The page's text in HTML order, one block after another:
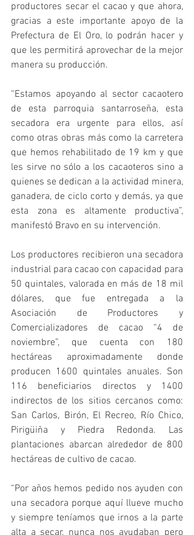
productores secar el cacao y que ahora,
gracias a este importante apoyo de la
Prefectura de El Oro, lo podrán hacer y
que les permitirá aprovechar de la mejor
manera su producción.
“Estamos apoyando al sector cacaotero
de esta parroquia santarroseña, esta
secadora era urgente para ellos, así
como otras obras más como la carretera
que hemos rehabilitado de 19 km y que
les sirve no sólo a los cacaoteros sino a
quienes se dedican a la actividad minera,
ganadera, de ciclo corto y demás, ya que
esta zona es altamente productiva”,
manifestó Bravo en su intervención.
Los productores recibieron una secadora
industrial para cacao con capacidad para
50 quintales, valorada en más de 18 mil
dólares, que fue entregada a la
Asociación de Productores y
Comercializadores de cacao “4 de
noviembre”, que cuenta con 180
hectáreas aproximadamente donde
producen 1600 quintales anuales. Son
116 beneficiarios directos y 1400
indirectos de los sitios cercanos como:
San Carlos, Birón, El Recreo, Río Chico,
Pirigüiña y Piedra Redonda. Las
plantaciones abarcan alrededor de 800
hectáreas de cultivo de cacao.
“Por años hemos pedido nos ayuden con
una secadora porque aquí llueve mucho
y siempre teníamos que irnos a la parte